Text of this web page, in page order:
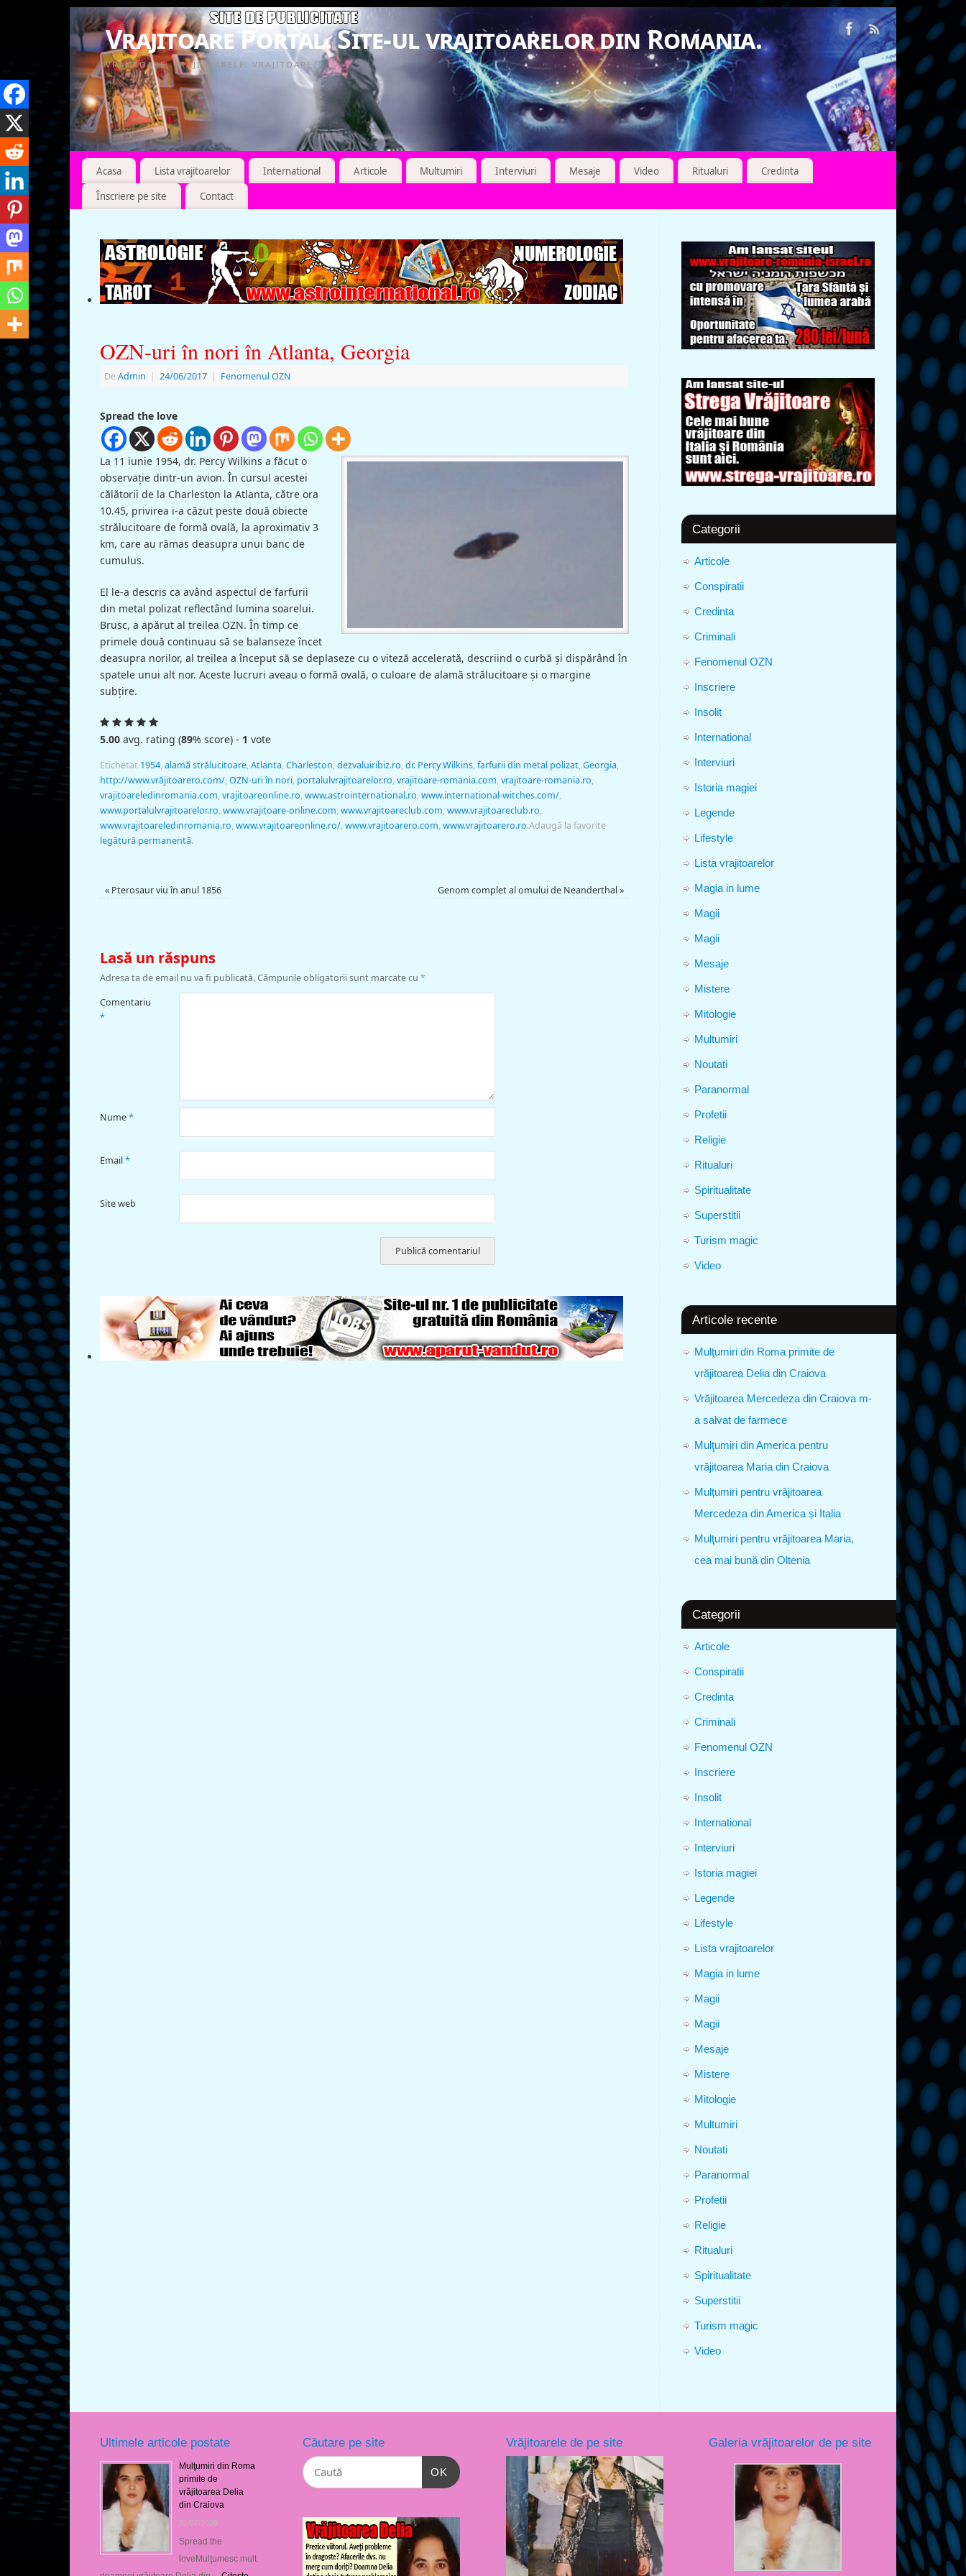
Vrajitoare Portal. Site-ul vrajitoarelor din Romania.
VRAJITOARE, VRAJITOARELE, VRAJITOARE
Acasa Lista vrajitoarelor International Articole Multumiri Interviuri Mesaje Video Ritualuri
Credinta
Înscriere pe site
Contact
OZN-uri în nori în Atlanta, Georgia
DeAdmin | 24/06/2017 | Fenomenul OZN
Spread the love
La 11 iunie 1954, dr. Percy Wilkins a făcut o
observaţie dintr-un avion. În cursul acestei
călătorii de la Charleston la Atlanta, către ora
10.45, privirea i-a căzut peste două obiecte
strălucitoare de formă ovală, la aproximativ 3
km, care au rămas deasupra unui banc de
cumulus.
El le-a descris ca având aspectul de farfurii
din metal polizat reflectând lumina soarelui.
Brusc, a apărut al treilea OZN. În timp ce
primele două continuau să se balanseze încet
deasupra norilor, al treilea a început să se deplaseze cu o viteză accelerată, descriind o curbă şi dispărând în
spatele unui alt nor. Aceste lucruri aveau o formă ovală, o culoare de alamă strălucitoare şi o margine
subţire.
5.00 avg. rating (89% score) - 1 vote
Etichetat 1954,alamă strălucitoare,Atlanta,Charleston,dezvaluiribiz.ro,dr. Percy Wilkins,farfurii din metal polizat,Georgia,
http://www.vrăjitoarero.com/,OZN-uri în nori, portalulvrajitoarelor.ro,vrajitoare-romania.com,vrajitoare-romania.ro,
vrajitoareledinromania.com,vrajitoareonline.ro,www.astrointernational.ro,www.international-witches.com/,
www.portalulvrajitoarelor.ro,www.vrajitoare-online.com,www.vrajitoareclub.com,www.vrajitoareclub.ro,
www.vrajitoareledinromania.ro,www.vrajitoareonline.ro/,www.vrajitoarero.com,www.vrajitoarero.ro.Adaugă la favorite
legătură permanentă.
« Pterosaur viu în anul 1856 Genom complet al omului de Neanderthal»
Lasă un răspuns
Adresa ta de email nu va fi publicată.Câmpurile obligatorii sunt marcate cu *
Comentariu
*
Nume*
Email*
Site web
Categorii
Articole
Conspiratii
Credinta
Criminali
Fenomenul OZN
Inscriere
Insolit
International
Interviuri
Istoria magiei
Legende
Lifestyle
Lista vrajitoarelor
Magia in lume
Magii
Magii
Mesaje
Mistere
Mitologie
Multumiri
Noutati
Paranormal
Profetii
Religie
Ritualuri
Spiritualitate
Superstitii
Turism magic
Video
Articole recente
Mulţumiri din Roma primite de
vrăjitoarea Delia din Craiova
Vrăjitoarea Mercedeza din Craiova m-
a salvat de farmece
Mulţumiri din America pentru
vrăjitoarea Maria din Craiova
Mulțumiri pentru vrăjitoarea
Mercedeza din America și Italia
Mulţumiri pentru vrăjitoarea Maria,
cea mai bună din Oltenia
Categorii
Articole
Conspiratii
Credinta
Criminali
Fenomenul OZN
Inscriere
Insolit
International
Interviuri
Istoria magiei
Legende
Lifestyle
Lista vrajitoarelor
Magia in lume
Magii
Magii
Mesaje
Mistere
Mitologie
Multumiri
Noutati
Paranormal
Profetii
Religie
Ritualuri
Spiritualitate
Superstitii
Turism magic
Video
Ultimele articole postate
Mulţumiri din Roma
primite de
vrăjitoarea Delia
din Craiova
31/07/2026
Spread the
loveMulţumesc mult
Căutare pe site
OK
Vrăjitoarele de pe site Galeria vrăjitoarelor de pe site